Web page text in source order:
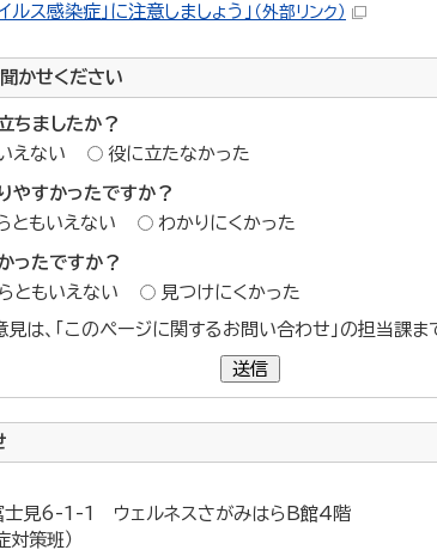
ルス感染症」に注意しましょう」 （外部リンク）
かせください
ちましたか？
えない 役に立たなかった
やすかったですか？
ともいえない わかりにくかった
ったですか？
ともいえない 見つけにくかった
は、「このページに関するお問い合わせ」の担当課ま
送信
見6-1-1 ウェルネスさがみはらB館4階
策班）